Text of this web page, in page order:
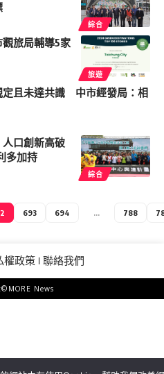
綜合
旅遊
旅局輔導5家
定且未達共識 中市經發局：相
綜合
口創新高破
多加持
693 694 ... 788
權政策 聯絡我們
News